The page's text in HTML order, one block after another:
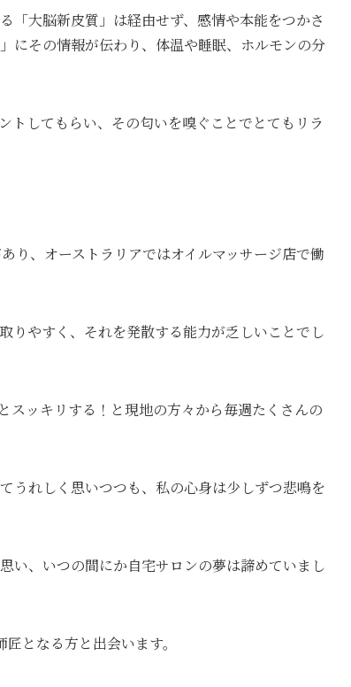
「大脳新皮質」は経由せず、感情や本能をつかさ
にその情報が伝わり、体温や睡眠、ホルモンの分
トしてもらい、その匂いを嗅ぐことでとてもリラ
り、オーストラリアではオイルマッサージ店で働
りやすく、それを発散する能力が乏しいことでし
スッキリする！と現地の方々から毎週たくさんの
うれしく思いつつも、私の心身は少しずつ悲鳴を
い、いつの間にか自宅サロンの夢は諦めていまし
となる方と出会います。